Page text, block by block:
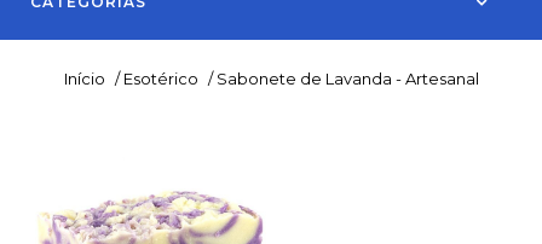
Início / Esotérico / Sabonete de Lavanda - Artesanal